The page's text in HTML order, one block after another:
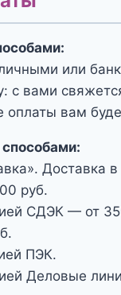
или
с вами
вам
Доставка
руб.
СДЭК — от
ПЭК.
Деловые